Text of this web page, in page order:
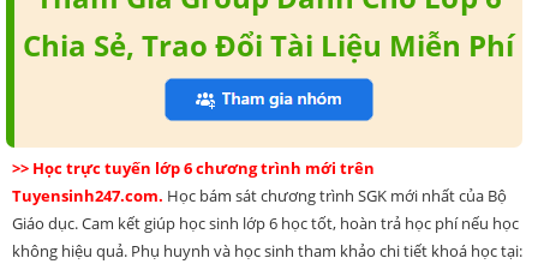
Chia Sẻ, Trao Đổi Tài Liệu Miễn Phí
>> Học trực tuyến lớp 6 chương trình mới trên
Tuyensinh247.com. Học bám sát chương trình SGK mới nhất của Bộ
Giáo dục. Cam kết giúp học sinh lớp 6 học tốt, hoàn trả học phí nếu học
không hiệu quả. Phụ huynh và học sinh tham khảo chi tiết khoá học tại: